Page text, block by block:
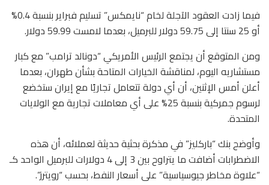
فيما زادت العقود الآجلة لخام “نايمكس” تسليم فبراير بنسبة 0.4%
أو 25 سنتا إلى 59.75 دولار للبرميل، بعدما لامست 59.99 دولار.
ومن المتوقع أن يجتمع الرئيس الأمريكي “دونالد ترامب” مع كبار
مستشاريه اليوم، لمناقشة الخيارات المتاحة بشأن طهران، بعدما
أعلن أمس الإثنين، أن أي دولة تتعامل تجاريًا مع إيران ستخضع
لرسوم جمركية بنسبة 25% على أي معاملات تجارية مع الولايات
المتحدة.
وأوضح بنك “باركليز” في مذكرة بحثية حديثة لعملائه، أن هذه
الاضطرابات أضافت ما يتراوح بين 3 إلى 4 دولارات للبرميل الواحد كـ
“علاوة مخاطر جيوسياسية” على أسعار النفط، بحسب “رويترز”.